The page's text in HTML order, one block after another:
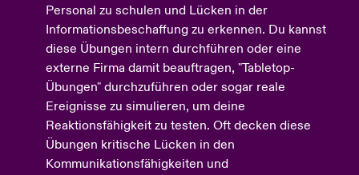
Personal zu schulen und Lücken in der
Informationsbeschaffung zu erkennen. Du kannst
diese Übungen intern durchführen oder eine
externe Firma damit beauftragen, "Tabletop-
Übungen" durchzuführen oder sogar reale
Ereignisse zu simulieren, um deine
Reaktionsfähigkeit zu testen. Oft decken diese
Übungen kritische Lücken in den
Kommunikationsfähigkeiten und